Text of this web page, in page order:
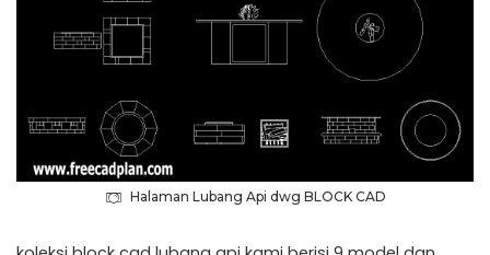
Halaman Lubang Api dwg BLOCK CAD